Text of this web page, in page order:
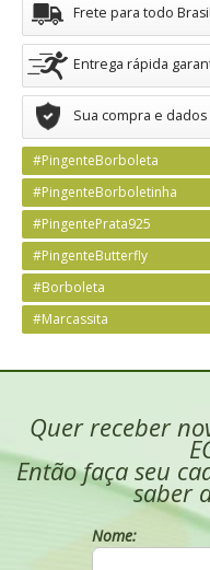
Frete para todo Brasil
Entrega rápida
Sua compra e
#PingenteBorboleta
#PingenteBorboletinha
#PingentePrata925
#PingenteButterfly
#Borboleta
#Marcassita
Quer receber
Então faça seu
saber
Nome: